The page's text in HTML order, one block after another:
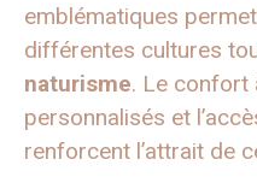
emblématiques
différentes cultures
naturisme. Le confort
personnalisés et
renforcent l’attrait de